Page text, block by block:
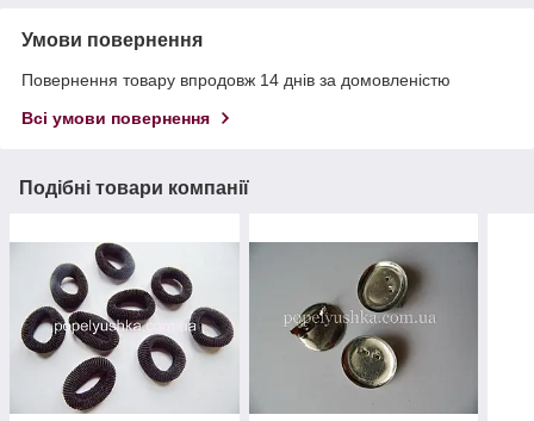
Умови повернення
Повернення товару впродовж 14 днів за домовленістю
Всі умови повернення
Подібні товари компанії